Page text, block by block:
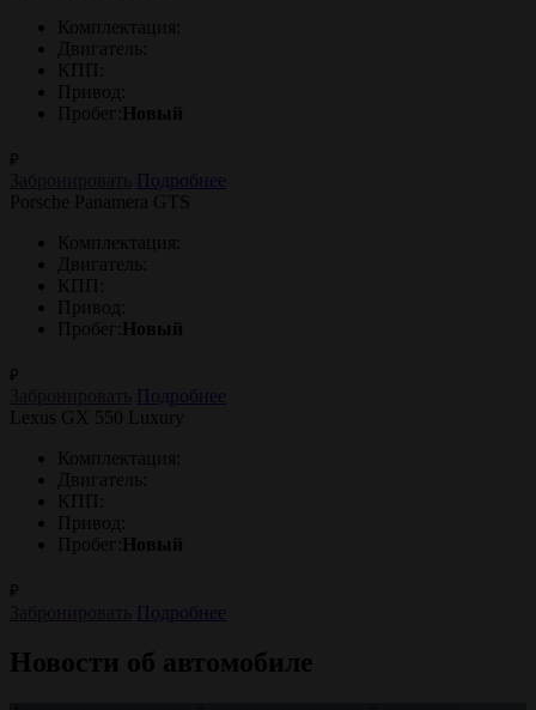
Комплектация:
Двигатель:
КПП:
Привод:
Пробег:
Новый
₽
Подробнее
Porsche Panamera GTS
Комплектация:
Двигатель:
КПП:
Привод:
Пробег:
Новый
₽
Подробнее
Lexus GX 550 Luxury
Комплектация:
Двигатель:
КПП:
Привод:
Пробег:
Новый
₽
Подробнее
Новости об автомобиле